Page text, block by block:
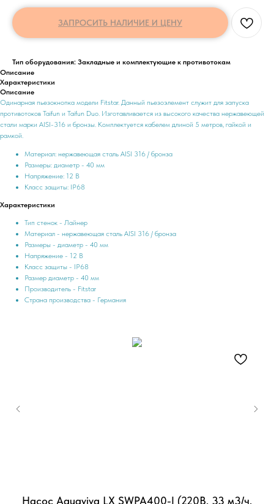
ЗАПРОСИТЬ НАЛИЧИЕ И ЦЕНУ
Тип оборудования: Закладные и комплектующие к противотокам
Описание
Характеристики
Описание
Одинарная пьезокнопка модели Fitstar. Данный пьезоэлемент служит для запуска
противотоков Taifun и Taifun Duo. Изготавливается из высокого качества нержавеющей
стали марки AISI-316 и бронзы. Комплектуется кабелем длиной 5 метров, гайкой и
рамкой.
Материал: нержавеющая сталь AISI 316 / бронза
Размеры: диаметр - 40 мм
Напряжение: 12 В
Класс защиты: IP68
Характеристики
Тип стенок - Лайнер
Материал - нержавеющая сталь AISI 316 / бронза
Размеры - диаметр - 40 мм
Напряжение - 12 В
Класс защиты - IP68
Размер диаметр - 40 мм
Производитель - Fitstar
Страна производства - Германия
Насос Aquaviva LX SWPA400-I (220В, 33 м3/ч,